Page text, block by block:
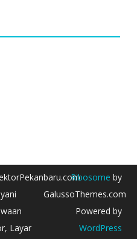
Layar
Ribosome by
GalussoThemes.com
Powered by
WordPress